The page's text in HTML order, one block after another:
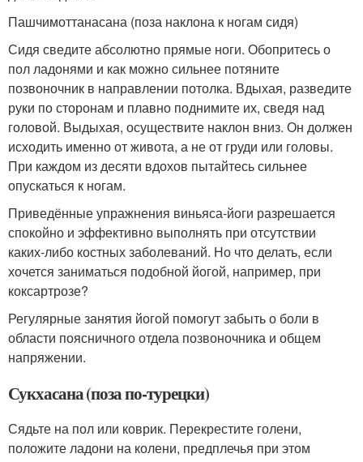
Пашчимоттанасана (поза наклона к ногам сидя)
Сидя сведите абсолютно прямые ноги. Обопритесь о
пол ладонями и как можно сильнее потяните
позвоночник в направлении потолка. Вдыхая, разведите
руки по сторонам и плавно поднимите их, сведя над
головой. Выдыхая, осуществите наклон вниз. Он должен
исходить именно от живота, а не от груди или головы.
При каждом из десяти вдохов пытайтесь сильнее
опускаться к ногам.
Приведённые упражнения виньяса-йоги разрешается
спокойно и эффективно выполнять при отсутствии
каких-либо костных заболеваний. Но что делать, если
хочется заниматься подобной йогой, например, при
коксартрозе?
Регулярные занятия йогой помогут забыть о боли в
области поясничного отдела позвоночника и общем
напряжении.
Сукхасана (поза по-турецки)
Сядьте на пол или коврик. Перекрестите голени,
положите ладони на колени, предплечья при этом